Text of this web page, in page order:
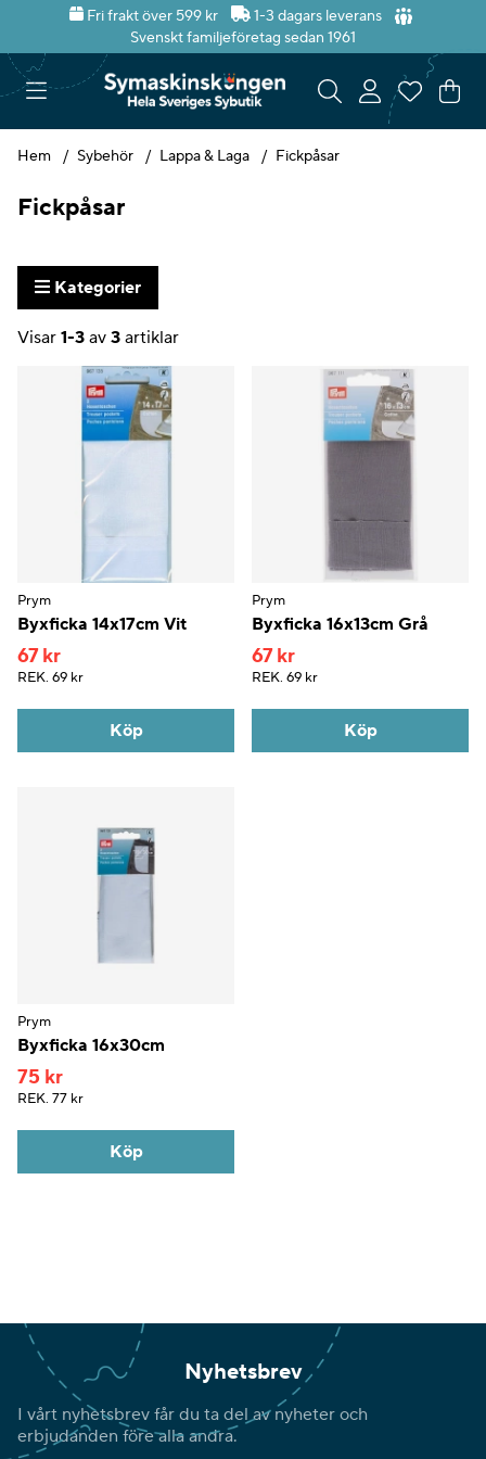
Fri frakt över 599 kr
1-3 dagars leverans
Svenskt familjeföretag sedan 1961
.
Hem Sybehör Lappa & Laga Fickpåsar
Fickpåsar
Kategorier
Visar 1-3 av 3 artiklar
Produkter
Prym
Byxficka 14x17cm Vit
67 kr
REK. 69 kr
Köp
Prym
Byxficka 16x13cm Grå
67 kr
REK. 69 kr
Köp
Prym
Byxficka 16x30cm
75 kr
REK. 77 kr
Köp
Nyhetsbrev
I vårt nyhetsbrev får du ta del av nyheter och
erbjudanden före alla andra.